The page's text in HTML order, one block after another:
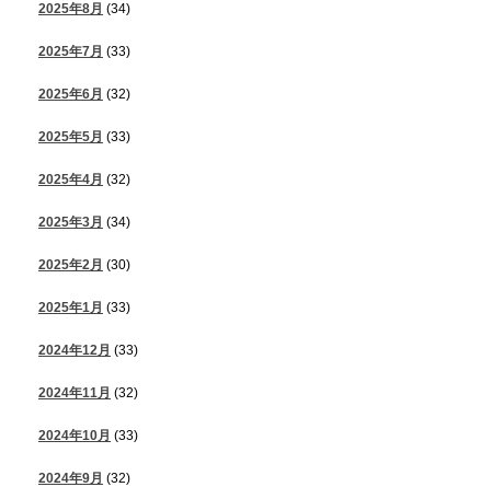
2025年8月 (34)
2025年7月 (33)
2025年6月 (32)
2025年5月 (33)
2025年4月 (32)
2025年3月 (34)
2025年2月 (30)
2025年1月 (33)
2024年12月 (33)
2024年11月 (32)
2024年10月 (33)
2024年9月 (32)